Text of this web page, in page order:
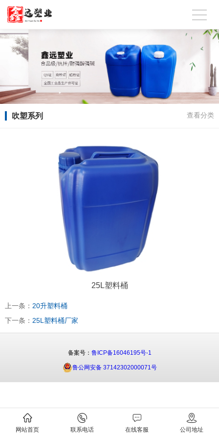
吹塑系列 查看分类
25L塑料桶
上一条： 20升塑料桶
下一条： 25L塑料桶厂家
网站首页 联系电话 在线客服 公司地址
备案号： 鲁ICP备16046195号-1
鲁公网安备 37142302000071号